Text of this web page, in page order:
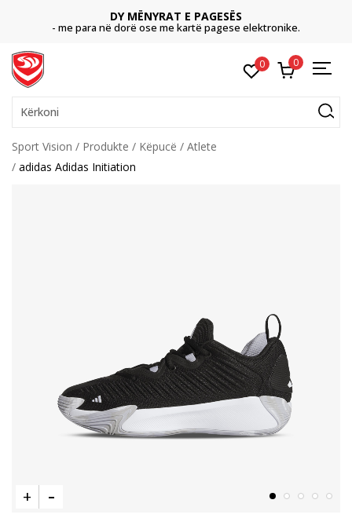
DY MËNYRAT E PAGESËS
- me para në dorë ose me kartë pagese elektronike.
0 0
Kërkoni
Sport Vision Produkte Këpucë
Atlete
adidas Adidas Initiation